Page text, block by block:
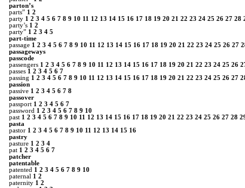
parton’s
parts” 1 2
party 1 2 3 4 5 6 7 8 9 10 11 12 13 14 15 16 17 18 19 20 21 22 23 24 25 26 27 28
party’s 1 2
party” 1 2 3 4 5
part‑time
passage 1 2 3 4 5 6 7 8 9 10 11 12 13 14 15 16 17 18 19 20 21 22 23 24 25 26 27
passageways
passcode
passengers 1 2 3 4 5 6 7 8 9 10 11 12 13 14 15 16 17 18 19 20 21 22 23 24 25 26
passes 1 2 3 4 5 6 7
passing 1 2 3 4 5 6 7 8 9 10 11 12 13 14 15 16 17 18 19 20 21 22 23 24 25 26 27
passion
passive 1 2 3 4 5 6 7 8
passover
passport 1 2 3 4 5 6 7
password 1 2 3 4 5 6 7 8 9 10
past 1 2 3 4 5 6 7 8 9 10 11 12 13 14 15 16 17 18 19 20 21 22 23 24 25 26 27 28
pasta
pastor 1 2 3 4 5 6 7 8 9 10 11 12 13 14 15 16
pastry
pasture 1 2 3 4
pat 1 2 3 4 5 6 7
patcher
patentable
patented 1 2 3 4 5 6 7 8 9 10
paternal 1 2
paternity 1 2